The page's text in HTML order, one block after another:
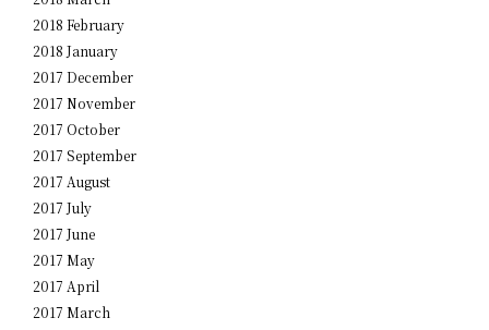
2018 February
2018 January
2017 December
2017 November
2017 October
2017 September
2017 August
2017 July
2017 June
2017 May
2017 April
2017 March